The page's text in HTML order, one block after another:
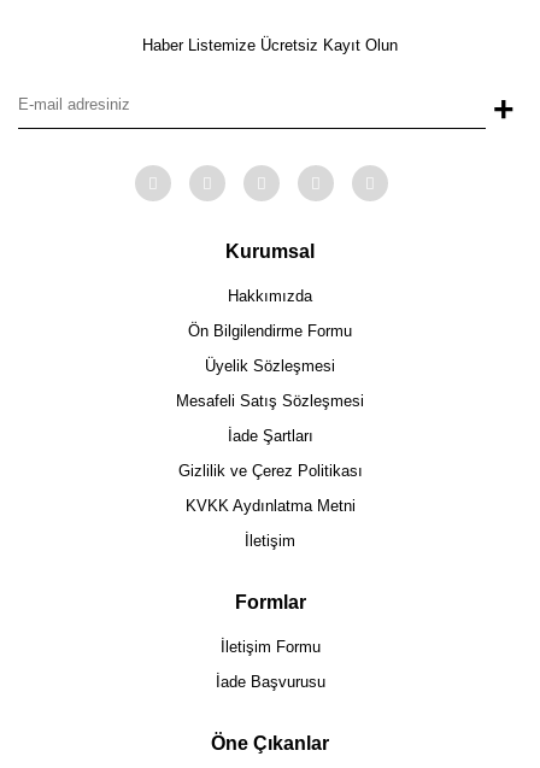
Haber Listemize Ücretsiz Kayıt Olun
+
Kurumsal
Hakkımızda
Ön Bilgilendirme Formu
Üyelik Sözleşmesi
Mesafeli Satış Sözleşmesi
İade Şartları
Gizlilik ve Çerez Politikası
KVKK Aydınlatma Metni
İletişim
Formlar
İletişim Formu
İade Başvurusu
Öne Çıkanlar